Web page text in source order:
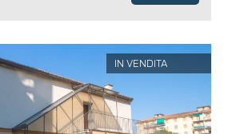
IN VENDITA